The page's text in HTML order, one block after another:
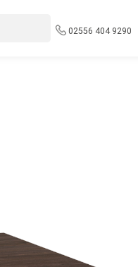
02556 404 9290